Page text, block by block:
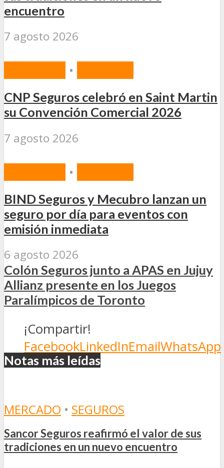
encuentro
7 agosto 2026
•
CNP Seguros celebró en Saint Martin
su Convención Comercial 2026
7 agosto 2026
•
BIND Seguros y Mecubro lanzan un
seguro por día para eventos con
emisión inmediata
6 agosto 2026
Colón Seguros junto a APAS en Jujuy
Allianz presente en los Juegos
Paralímpicos de Toronto
¡Compartir!
FacebookLinkedInEmailWhatsApp
Notas más leídas
MERCADO • SEGUROS
Sancor Seguros reafirmó el valor de sus
tradiciones en un nuevo encuentro